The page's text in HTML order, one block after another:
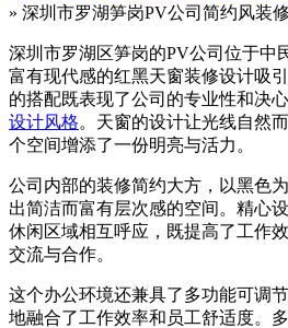
» 深圳市罗湖笋岗PV公司简约风装
深圳市罗湖区笋岗的PV公司位于中
富有现代感的红黑天窗装修设计吸
的搭配既表现了公司的专业性和决
设计风格。天窗的设计让光线自然
个空间增添了一份明亮与活力。
公司内部的装修简约大方，以黑色
出简洁而富有层次感的空间。精心
休闲区域相互呼应，既提高了工作
交流与合作。
这个办公环境还兼具了多功能可调
地融合了工作效率和员工舒适度。